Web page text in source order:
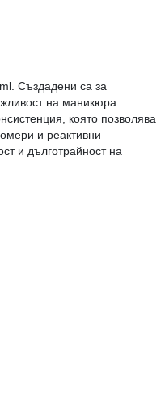
Създадени са за
на маникюра.
която позволява
и реактивни
и дълготрайност на